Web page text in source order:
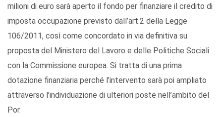
milioni di euro sarà aperto il fondo per finanziare il credito di
imposta occupazione previsto dall’art.2 della Legge
106/2011, così come concordato in via definitiva su
proposta del Ministero del Lavoro e delle Politiche Sociali
con la Commissione europea. Si tratta di una prima
dotazione finanziaria perché l’intervento sarà poi ampliato
attraverso l’individuazione di ulteriori poste nell’ambito del
Por.